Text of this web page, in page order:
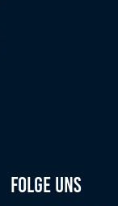
Folge uns